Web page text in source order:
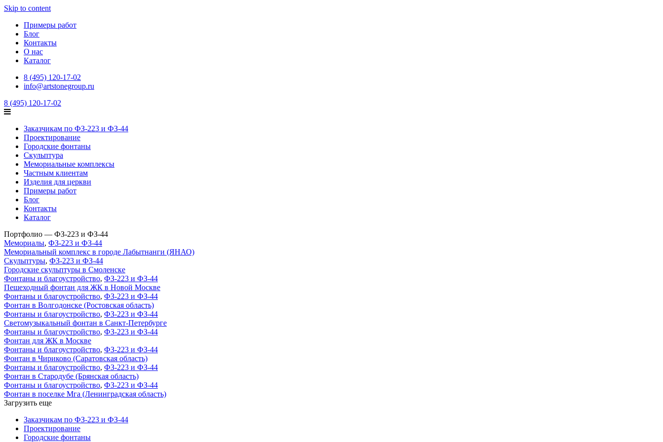
Skip to content
Примеры работ
Блог
Контакты
О нас
Каталог
8 (495) 120-17-02
info@artstonegroup.ru
8 (495) 120-17-02
Заказчикам по ФЗ-223 и ФЗ-44
Проектирование
Городские фонтаны
Скульптура
Мемориальные комплексы
Частным клиентам
Изделия для церкви
Примеры работ
Блог
Контакты
Каталог
Портфолио — ФЗ-223 и ФЗ-44
Мемориалы, ФЗ-223 и ФЗ-44
Мемориальный комплекс в городе Лабытнанги (ЯНАО)
Скульптуры, ФЗ-223 и ФЗ-44
Городские скульптуры в Смоленске
Фонтаны и благоустройство, ФЗ-223 и ФЗ-44
Пешеходный фонтан для ЖК в Новой Москве
Фонтаны и благоустройство, ФЗ-223 и ФЗ-44
Фонтан в Волгодонске (Ростовская область)
Фонтаны и благоустройство, ФЗ-223 и ФЗ-44
Светомузыкальный фонтан в Санкт-Петербурге
Фонтаны и благоустройство, ФЗ-223 и ФЗ-44
Фонтан для ЖК в Москве
Фонтаны и благоустройство, ФЗ-223 и ФЗ-44
Фонтан в Чириково (Саратовская область)
Фонтаны и благоустройство, ФЗ-223 и ФЗ-44
Фонтан в Стародубе (Брянская область)
Фонтаны и благоустройство, ФЗ-223 и ФЗ-44
Фонтан в поселке Мга (Ленинградская область)
Загрузить еще
Заказчикам по ФЗ-223 и ФЗ-44
Проектирование
Городские фонтаны